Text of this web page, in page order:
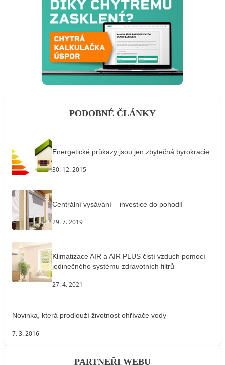
PODOBNÉ ČLÁNKY
Energetické průkazy jsou jen zbytečná byrokracie
30. 12. 2015
Centrální vysávání – investice do pohodlí
29. 7. 2019
Klimatizace AIR a AIR PLUS čistí vzduch pomocí
jedinečného systému zdravotních filtrů
27. 4. 2021
Novinka, která prodlouží životnost ohřívače vody
7. 3. 2016
PARTNEŘI WEBU